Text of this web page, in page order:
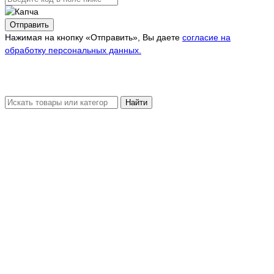
Отправить
Нажимая на кнопку «Отправить», Вы даете согласие на
обработку персональных данных.
Найти